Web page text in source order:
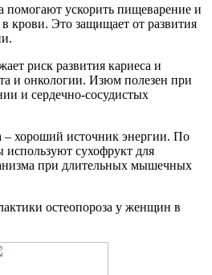
помогают ускорить пищеварение и
крови. Это защищает от развития
риск развития кариеса и
и онкологии. Изюм полезен при
и сердечно-сосудистых
хороший источник энергии. По
сухофрукт для
при длительных мышечных
остеопороза у женщин в